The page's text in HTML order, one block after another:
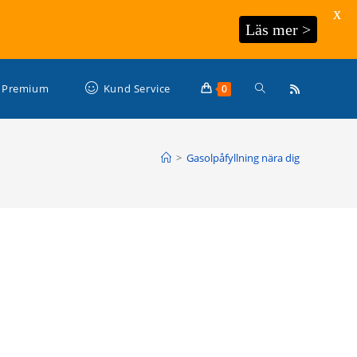
Premium Kund Service 0 Slå
> Gasolpåfyllning nära dig
Läs mer >
X